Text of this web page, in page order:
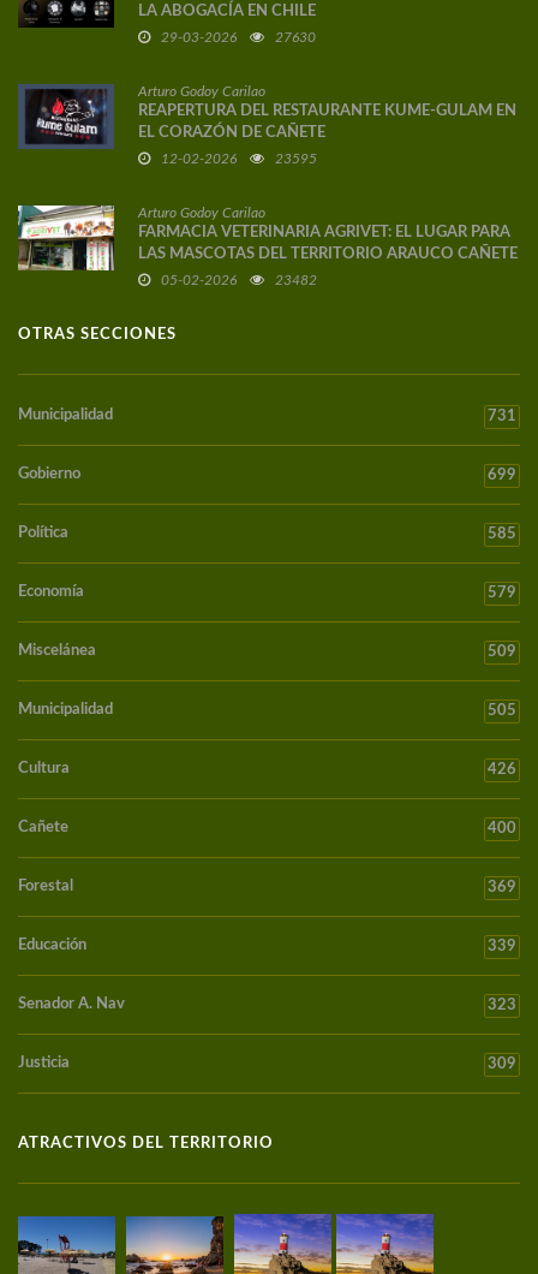
LA ABOGACÍA EN CHILE
29-03-2026 27630
Arturo Godoy Carilao
REAPERTURA DEL RESTAURANTE KUME-GULAM EN
EL CORAZÓN DE CAÑETE
12-02-2026 23595
Arturo Godoy Carilao
FARMACIA VETERINARIA AGRIVET: EL LUGAR PARA
LAS MASCOTAS DEL TERRITORIO ARAUCO CAÑETE
05-02-2026 23482
OTRAS SECCIONES
Municipalidad 731
Gobierno 699
Política 585
Economía 579
Miscelánea 509
Municipalidad 505
Cultura 426
Cañete 400
Forestal 369
Educación 339
Senador A. Nav 323
Justicia 309
ATRACTIVOS DEL TERRITORIO